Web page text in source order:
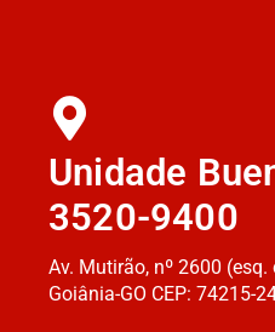
Unidade
3520-9400
Av. Mutirão, nº 2600
Goiânia-GO CEP: 74215-